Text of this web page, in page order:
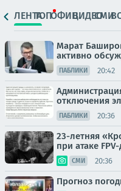
ЛЕНТАТОПОФИЦ.ВИДЕОСМИ
Марат
активно
ПАБЛИКИ 20:42
отключения
ПАБЛИКИ 20:36
23-летняя
при атаке
СМИ 20:36
Прогноз